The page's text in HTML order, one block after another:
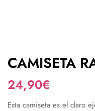
CAMISETA
24,90€
Esta camiseta es el claro